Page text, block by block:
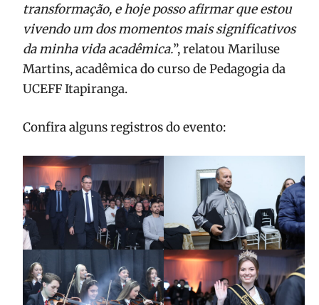
transformação, e hoje posso afirmar que estou
vivendo um dos momentos mais significativos
da minha vida acadêmica.”, relatou Mariluse
Martins, acadêmica do curso de Pedagogia da
UCEFF Itapiranga.
Confira alguns registros do evento: